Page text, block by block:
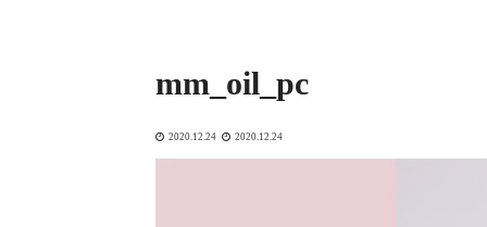
mm_oil_pc
2020.12.24 2020.12.24